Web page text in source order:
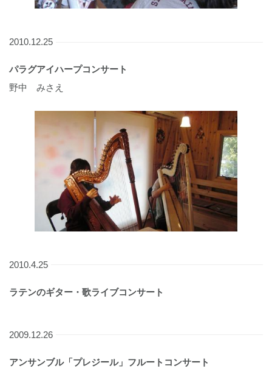
2010.12.25
パラグアイハープコンサート
野中 みさえ
2010.4.25
ラテンのギター・歌ライブコンサート
2009.12.26
アンサンブル「プレジール」フルートコンサート